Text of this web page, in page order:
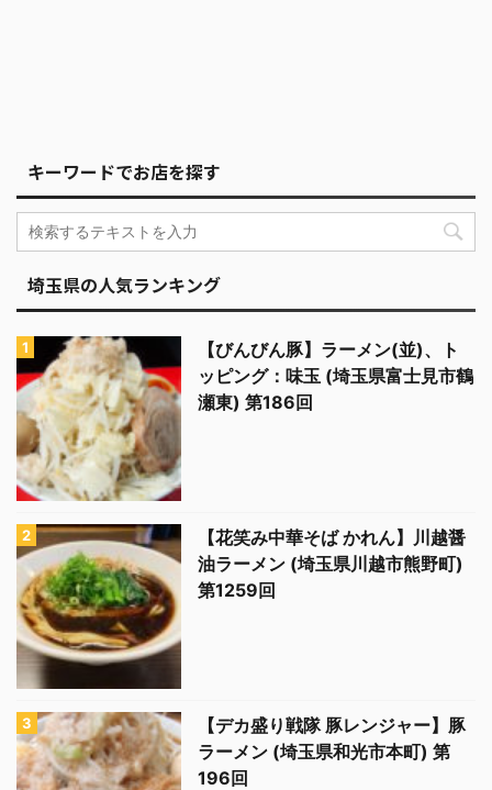
キーワードでお店を探す
埼玉県の人気ランキング
【びんびん豚】ラーメン(並)、ト
ッピング：味玉 (埼玉県富士見市鶴
瀬東) 第186回
【花笑み中華そば かれん】川越醤
油ラーメン (埼玉県川越市熊野町)
第1259回
【デカ盛り戦隊 豚レンジャー】豚
ラーメン (埼玉県和光市本町) 第
196回